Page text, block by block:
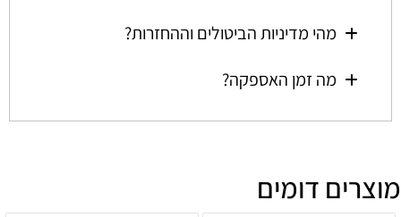
מהי מדיניות הביטולים וההחזרות?
מה זמן האספקה?
מוצרים דומים